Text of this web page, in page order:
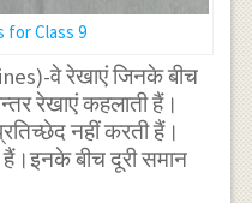
for Class 9
वे रेखाएं जिनके बीच
रेखाएं कहलाती हैं।
नहीं करती हैं।
हैं।इनके बीच दूरी समान